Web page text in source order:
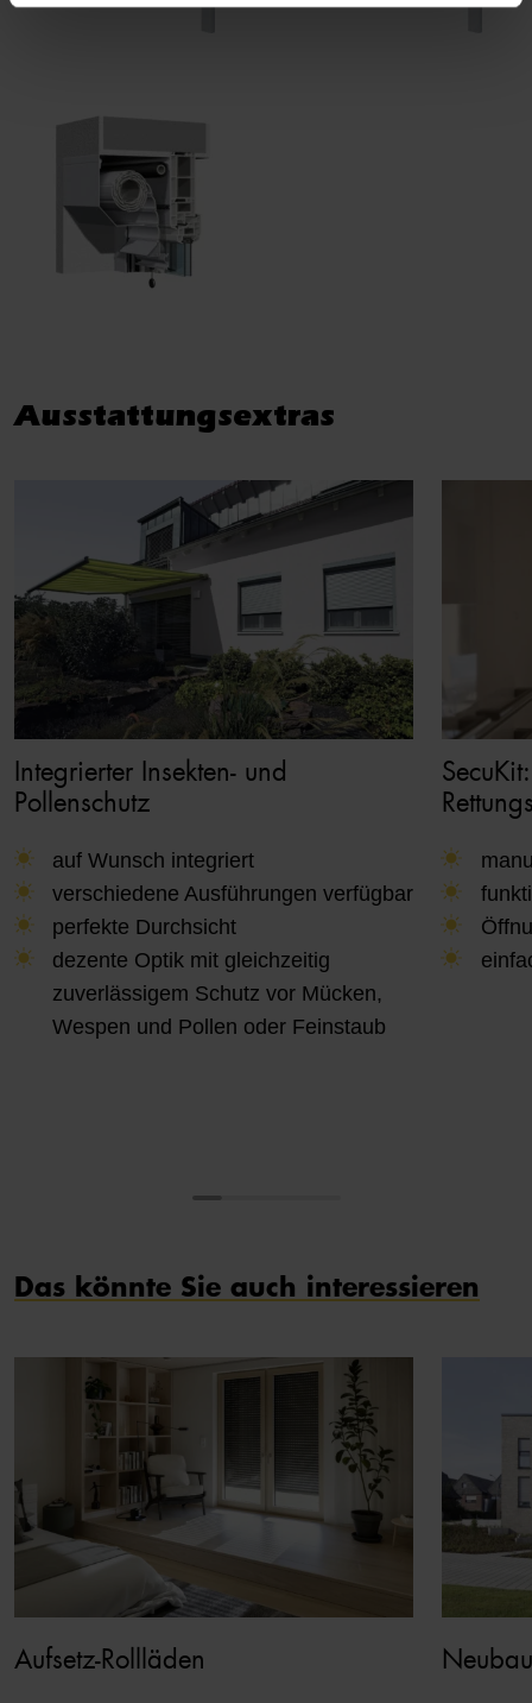
Ausstattungsextras
Integrierter Insekten- und
Pollenschutz
auf Wunsch integriert
verschiedene Ausführungen verfügbar
perfekte Durchsicht
dezente Optik mit gleichzeitig
zuverlässigem Schutz vor Mücken,
Wespen und Pollen oder Feinstaub
Das könnte Sie auch interessieren
Aufsetz-Rollläden